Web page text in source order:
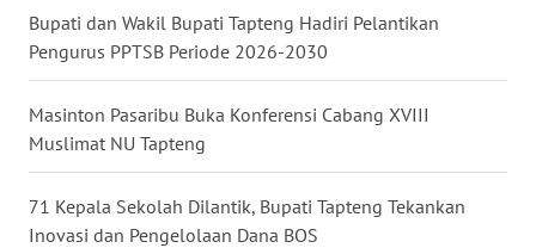
Bupati dan Wakil Bupati Tapteng Hadiri Pelantikan
Pengurus PPTSB Periode 2026-2030
Masinton Pasaribu Buka Konferensi Cabang XVIII
Muslimat NU Tapteng
71 Kepala Sekolah Dilantik, Bupati Tapteng Tekankan
Inovasi dan Pengelolaan Dana BOS
SAMOSIR
WN
LAWAS
SUMEDANG